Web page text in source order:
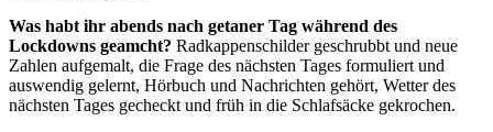
Was habt ihr abends nach getaner Tag während des
Lockdowns geamcht? Radkappenschilder geschrubbt und neue
Zahlen aufgemalt, die Frage des nächsten Tages formuliert und
auswendig gelernt, Hörbuch und Nachrichten gehört, Wetter des
nächsten Tages gecheckt und früh in die Schlafsäcke gekrochen.